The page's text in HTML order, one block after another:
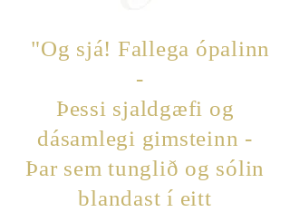
"Og sjá! Fallega ópalinn
-
Þessi sjaldgæfi og
dásamlegi gimsteinn -
Þar sem tunglið og sólin
blandast í eitt